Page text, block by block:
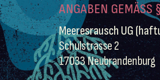
ANGABEN GEMÄSS
Meeresrausch UG
Schulstrasse 2
17033 Neubrandenburg